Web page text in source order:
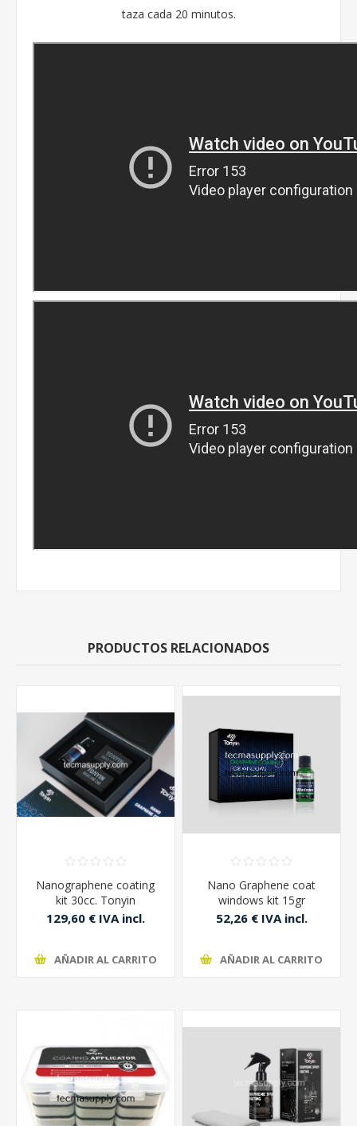
taza cada 20 minutos.
PRODUCTOS RELACIONADOS
Nanographene coating
kit 30cc. Tonyin
Tratamiento ceramico a
129,60 € IVA incl.
AÑADIR AL CARRITO
Nano Graphene coat
windows kit 15gr
52,26 € IVA incl.
AÑADIR AL CARRITO